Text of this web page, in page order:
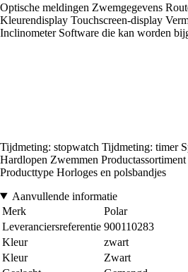
Optische meldingen Zwemgegevens
Kleurendisplay Touchscreen-display
Inclinometer Software die kan worden
Tijdmeting: stopwatch Tijdmeting: timer
Hardlopen Zwemmen
Producttype Horloges en polsbandjes
Aanvullende informatie
Merk
Polar
Leveranciersreferentie 900110283
Kleur
zwart
Kleur
Zwart